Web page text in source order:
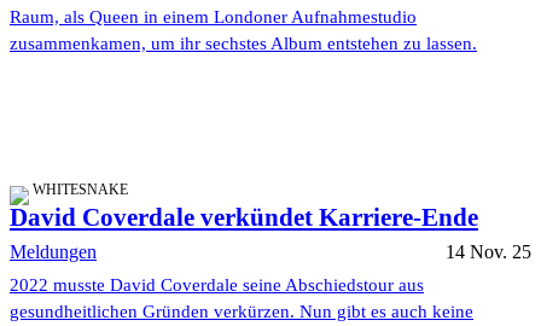
Raum, als Queen in einem Londoner Aufnahmestudio
zusammenkamen, um ihr sechstes Album entstehen zu lassen.
WHITESNAKE
David Coverdale verkündet Karriere-Ende
Meldungen 14 Nov. 25
2022 musste David Coverdale seine Abschiedstour aus
gesundheitlichen Gründen verkürzen. Nun gibt es auch keine